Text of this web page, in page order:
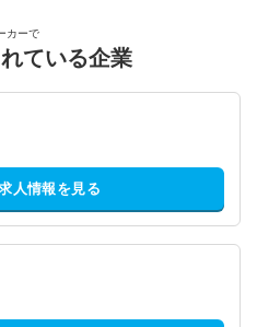
カーで
ている企業
人情報を見る